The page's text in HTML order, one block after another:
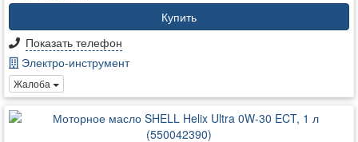
Купить
Показать телефон
Электро-инструмент
Жалоба